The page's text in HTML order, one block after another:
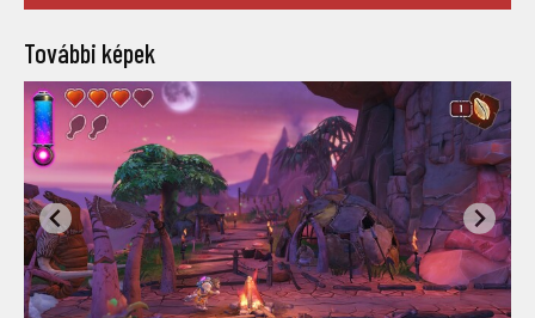
További képek